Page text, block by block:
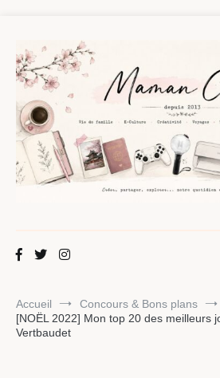
contenu
Maman Chou
Accueil
Concours & Bons plans
[NOËL 2022] Mon top 20 des meilleurs
Vertbaudet